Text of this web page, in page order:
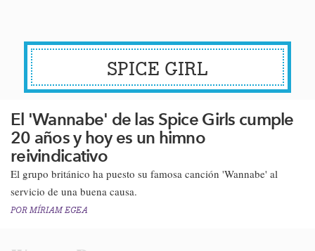
SPICE GIRL
El 'Wannabe' de las Spice Girls cumple
20 años y hoy es un himno
reivindicativo
​El grupo británico ha puesto su famosa canción 'Wannabe' al
servicio de una buena causa.
POR MÍRIAM EGEA